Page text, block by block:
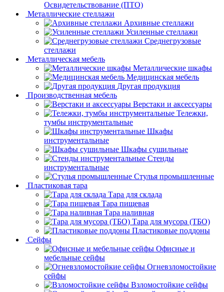
Освидетельствование (ПТО)
Металлические стеллажи
Архивные стеллажи
Усиленные стеллажи
Среднегрузовые
стеллажи
Металлическая мебель
Металлические шкафы
Медицинская мебель
Другая продукция
Производственная мебель
Верстаки и аксессуары
Тележки,
тумбы инструментальные
Шкафы
инструментальные
Шкафы сушильные
Стенды
инструментальные
Cтулья промышленные
Пластиковая тара
Тара для склада
Тара пищевая
Тара наливная
Тара для мусора (ТБО)
Пластиковые поддоны
Сейфы
Офисные и
мебельные сейфы
Огневзломостойкие
сейфы
Взломостойкие сейфы